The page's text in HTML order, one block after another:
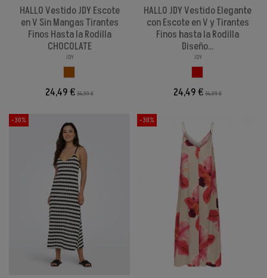
HALLO Vestido JDY Escote
en V Sin Mangas Tirantes
Finos Hasta la Rodilla
CHOCOLATE
JDY
24,49 € 34,99 €
HALLO JDY Vestido Elegante
con Escote en V y Tirantes
Finos hasta la Rodilla
Diseño...
JDY
24,49 € 34,99 €
-30% -30%